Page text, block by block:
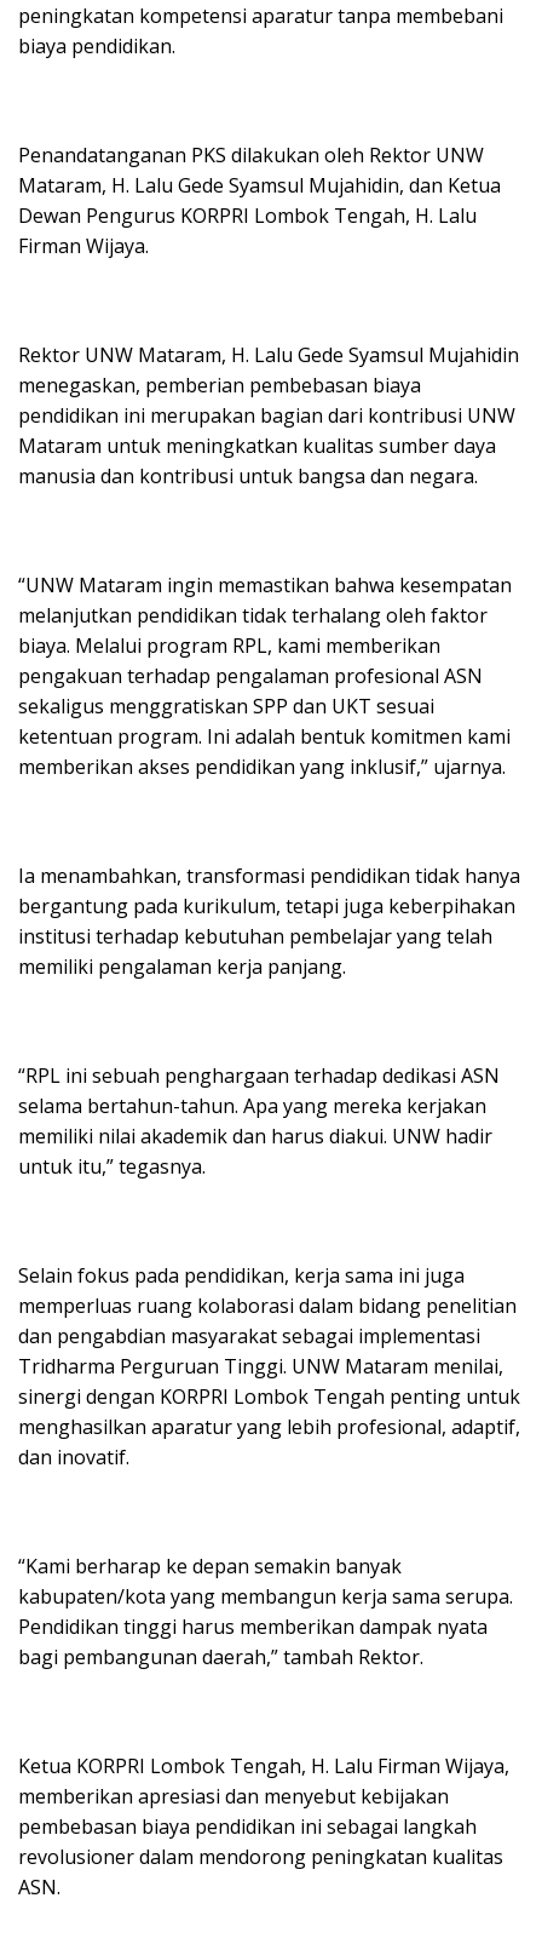
peningkatan kompetensi aparatur tanpa membebani
biaya pendidikan.
Penandatanganan PKS dilakukan oleh Rektor UNW
Mataram, H. Lalu Gede Syamsul Mujahidin, dan Ketua
Dewan Pengurus KORPRI Lombok Tengah, H. Lalu
Firman Wijaya.
Rektor UNW Mataram, H. Lalu Gede Syamsul Mujahidin
menegaskan, pemberian pembebasan biaya
pendidikan ini merupakan bagian dari kontribusi UNW
Mataram untuk meningkatkan kualitas sumber daya
manusia dan kontribusi untuk bangsa dan negara.
“UNW Mataram ingin memastikan bahwa kesempatan
melanjutkan pendidikan tidak terhalang oleh faktor
biaya. Melalui program RPL, kami memberikan
pengakuan terhadap pengalaman profesional ASN
sekaligus menggratiskan SPP dan UKT sesuai
ketentuan program. Ini adalah bentuk komitmen kami
memberikan akses pendidikan yang inklusif,” ujarnya.
Ia menambahkan, transformasi pendidikan tidak hanya
bergantung pada kurikulum, tetapi juga keberpihakan
institusi terhadap kebutuhan pembelajar yang telah
memiliki pengalaman kerja panjang.
“RPL ini sebuah penghargaan terhadap dedikasi ASN
selama bertahun-tahun. Apa yang mereka kerjakan
memiliki nilai akademik dan harus diakui. UNW hadir
untuk itu,” tegasnya.
Selain fokus pada pendidikan, kerja sama ini juga
memperluas ruang kolaborasi dalam bidang penelitian
dan pengabdian masyarakat sebagai implementasi
Tridharma Perguruan Tinggi. UNW Mataram menilai,
sinergi dengan KORPRI Lombok Tengah penting untuk
menghasilkan aparatur yang lebih profesional, adaptif,
dan inovatif.
“Kami berharap ke depan semakin banyak
kabupaten/kota yang membangun kerja sama serupa.
Pendidikan tinggi harus memberikan dampak nyata
bagi pembangunan daerah,” tambah Rektor.
Ketua KORPRI Lombok Tengah, H. Lalu Firman Wijaya,
memberikan apresiasi dan menyebut kebijakan
pembebasan biaya pendidikan ini sebagai langkah
revolusioner dalam mendorong peningkatan kualitas
ASN.